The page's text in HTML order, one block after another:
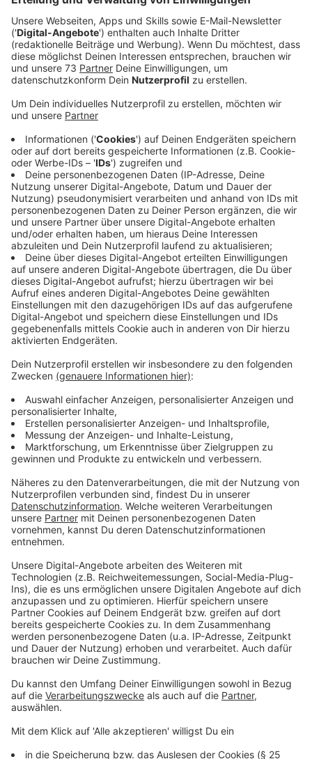
Gärtendürfen ab dem 8.3. wieder mit
Terminvergabe öffnen, wenn die Inzidenz 0 bis
100 beträgt.
Sport in kleinen Gruppen bis zu zehn Personen
im Freienwird ab dem 8. März wieder erlaubt sein
- wenn die Inzidenz nicht zu hoch ist (über 50).
(kontaktfrei - heißt kein Mannschaftssport. Kinder
(unter 14 Jahre) dürfen zu zehnt Sport machen.)
Ab dem22. Märzkönnte in Regionen mit Inzidenz
von 0 bis 100 kontaktfrei innen Sport gemacht
werden, Kontaktsport im Freien wäre erlaubt
Theater, Konzert- und Opernhäuser sowie
Kinosdürfen ab frühestens22. Märzwieder
öffnen.
Anzeige
Anzeige
Neue Regeln beim Impfen
Anzeige
Ab Anfang April können Bürger in Arztpraxen geimpft
werden, damit erhöht sich wohl das Impftempo. Die
Bundesländer sollen außerdem selbst über die
Impfreihenfolge entscheiden können. Manche Berufs-
oder Risikogruppen könnten dadurch schneller geimpft
werden.
Anzeige
Ein kostenloser Schnelltest pro Woche für
jeden Bürger
Anzeige
Außerdem steht fest, dass alle Bürger, die noch keine
Symptome zeigen, mindestens einen kostenlosen
über das Testergebnis bekommen sollen. Allerdings
wird sich dieses Vorhaben verzögern. Startzeitpunkt